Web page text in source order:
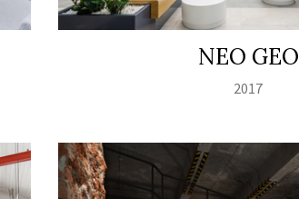
NEO GEO
2017